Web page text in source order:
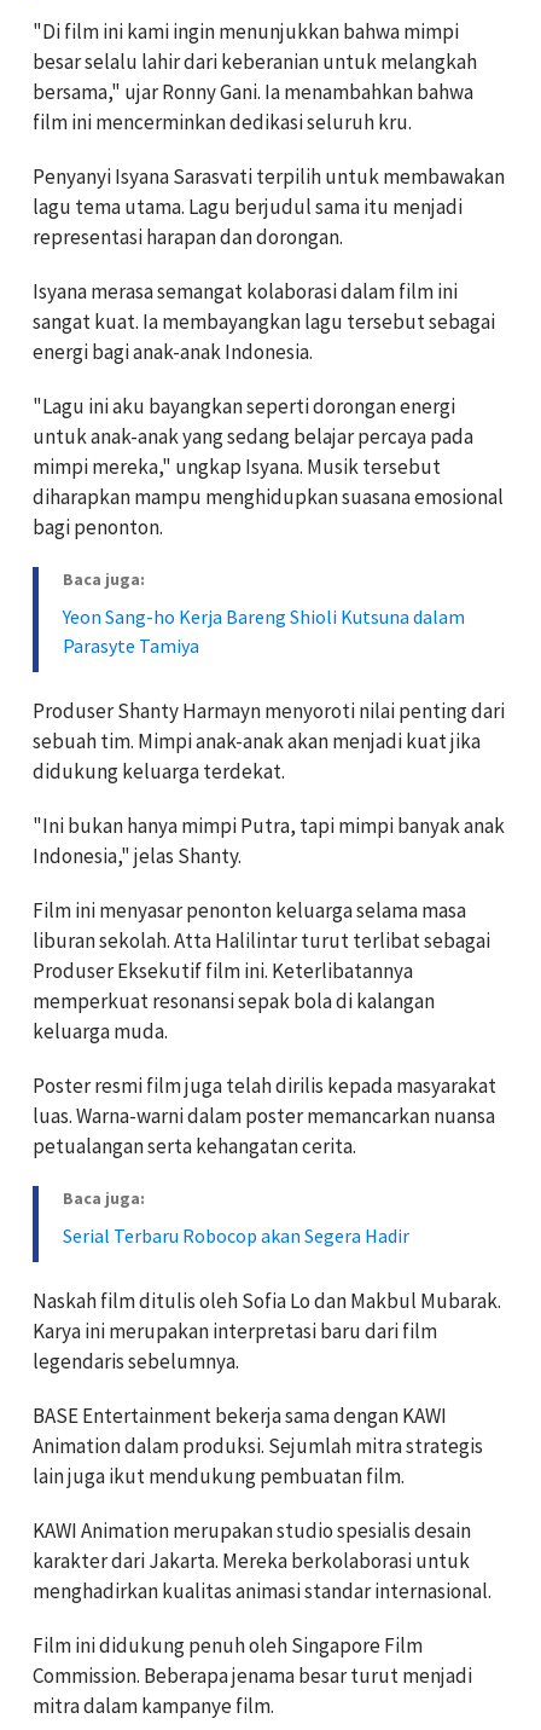
"Di film ini kami ingin menunjukkan bahwa mimpi
besar selalu lahir dari keberanian untuk melangkah
bersama," ujar Ronny Gani. Ia menambahkan bahwa
film ini mencerminkan dedikasi seluruh kru.
Penyanyi Isyana Sarasvati terpilih untuk membawakan
lagu tema utama. Lagu berjudul sama itu menjadi
representasi harapan dan dorongan.
Isyana merasa semangat kolaborasi dalam film ini
sangat kuat. Ia membayangkan lagu tersebut sebagai
energi bagi anak-anak Indonesia.
"Lagu ini aku bayangkan seperti dorongan energi
untuk anak-anak yang sedang belajar percaya pada
mimpi mereka," ungkap Isyana. Musik tersebut
diharapkan mampu menghidupkan suasana emosional
bagi penonton.
Baca juga:
Yeon Sang-ho Kerja Bareng Shioli Kutsuna dalam
Parasyte Tamiya
Produser Shanty Harmayn menyoroti nilai penting dari
sebuah tim. Mimpi anak-anak akan menjadi kuat jika
didukung keluarga terdekat.
"Ini bukan hanya mimpi Putra, tapi mimpi banyak anak
Indonesia," jelas Shanty.
Film ini menyasar penonton keluarga selama masa
liburan sekolah. Atta Halilintar turut terlibat sebagai
Produser Eksekutif film ini. Keterlibatannya
memperkuat resonansi sepak bola di kalangan
keluarga muda.
Poster resmi film juga telah dirilis kepada masyarakat
luas. Warna-warni dalam poster memancarkan nuansa
petualangan serta kehangatan cerita.
Baca juga:
Serial Terbaru Robocop akan Segera Hadir
Naskah film ditulis oleh Sofia Lo dan Makbul Mubarak.
Karya ini merupakan interpretasi baru dari film
legendaris sebelumnya.
BASE Entertainment bekerja sama dengan KAWI
Animation dalam produksi. Sejumlah mitra strategis
lain juga ikut mendukung pembuatan film.
KAWI Animation merupakan studio spesialis desain
karakter dari Jakarta. Mereka berkolaborasi untuk
menghadirkan kualitas animasi standar internasional.
Film ini didukung penuh oleh Singapore Film
Commission. Beberapa jenama besar turut menjadi
mitra dalam kampanye film.